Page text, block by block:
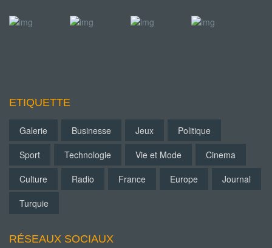
ETIQUETTE
Galerie Businesse Jeux
Politique
Sport
Technologie Vie et Mode
Cinema
Culture
Radio France Europe
Journal
Turquie
RÉSEAUX SOCIAUX